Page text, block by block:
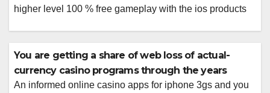
higher level 100 % free gameplay with the ios products
volatility prior to playing. Modern web browser-
dependent games are created to works across newest
servers, cell phones, and you […]
You are getting a share of web loss of actual-
currency casino programs through the years
An informed online casino apps for iphone 3gs and you